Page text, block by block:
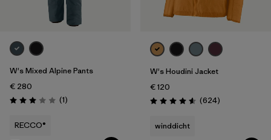
W's Mixed Alpine Pants
€ 280
Bewertung: 3.0 / 5
(1Rezensionen
)
RECCO®
W's Houdini Jacket
€ 120
Bewertung: 4.6 / 5
(624Rezensionen
)
winddicht